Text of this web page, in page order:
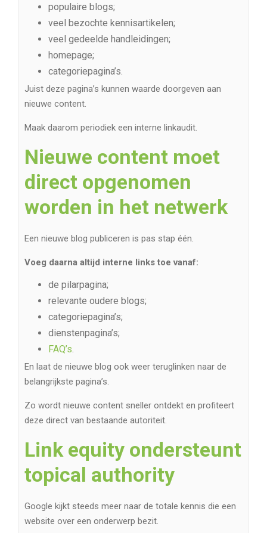
populaire blogs;
veel bezochte kennisartikelen;
veel gedeelde handleidingen;
homepage;
categoriepagina’s.
Juist deze pagina’s kunnen waarde doorgeven aan
nieuwe content.
Maak daarom periodiek een interne linkaudit.
Nieuwe content moet
direct opgenomen
worden in het netwerk
Een nieuwe blog publiceren is pas stap één.
Voeg daarna altijd interne links toe vanaf:
de pilarpagina;
relevante oudere blogs;
categoriepagina’s;
dienstenpagina’s;
FAQ’s.
En laat de nieuwe blog ook weer teruglinken naar de
belangrijkste pagina’s.
Zo wordt nieuwe content sneller ontdekt en profiteert
deze direct van bestaande autoriteit.
Link equity ondersteunt
topical authority
Google kijkt steeds meer naar de totale kennis die een
website over een onderwerp bezit.